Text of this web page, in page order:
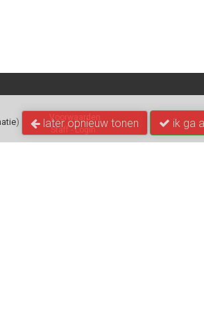
) later opnieuw tonen ik ga
Voorwaarden
Staff - Login